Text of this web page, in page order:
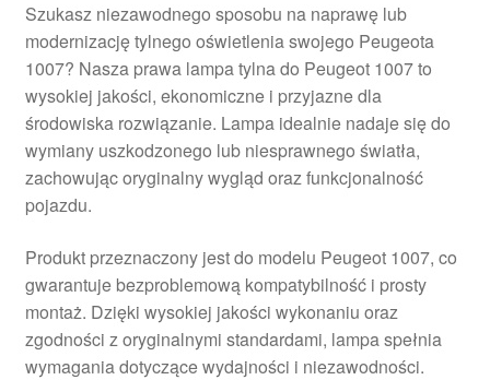
Szukasz niezawodnego sposobu na naprawę lub
modernizację tylnego oświetlenia swojego Peugeota
1007? Nasza prawa lampa tylna do Peugeot 1007 to
wysokiej jakości, ekonomiczne i przyjazne dla
środowiska rozwiązanie. Lampa idealnie nadaje się do
wymiany uszkodzonego lub niesprawnego światła,
zachowując oryginalny wygląd oraz funkcjonalność
pojazdu.
Produkt przeznaczony jest do modelu Peugeot 1007, co
gwarantuje bezproblemową kompatybilność i prosty
montaż. Dzięki wysokiej jakości wykonaniu oraz
zgodności z oryginalnymi standardami, lampa spełnia
wymagania dotyczące wydajności i niezawodności.